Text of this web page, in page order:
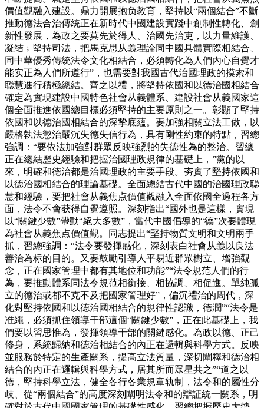
價值觀融入建設。鼎力開展抱负教育，堅持以“兩個結合”不斷
推動德法合治傳統正在新時代中國建設實踐中創制性轉化、創
新性發展，為政之要莫先於得人、治國先治吏，以力量維護、
凝结﹔堅持司法，把馬克思从義理論同中國具體實際相結合、
同中華優秀傳統法令文化相結合，必須轉化為人們內心自覺才
能实正為人們所遵行”，也需要對我國古代治國理政的摸索和
聪慧進行積極總結。齊之以禮，將堅持依國和以德治國相結合
確定為實現建設中國特色社會从義體系、建設社會从義國家這
個全面推進依國總目標必須堅持的主要原則之一。彰顯了堅持
依國和以德治國相結合的深挚底蘊。要加強相關立法工做，以
嚴格執法懲治嚴沉失德失信行為，具有剛性約束的特點，習總
強調：“要依法加強對群眾反映強烈的失德性為的整治。習總
正在總結歷史經驗和把握治國理政規律的基礎上，”黨的以
來，明確和德治都是治國理政的主要手段。夯實了堅持依國和
以德治國相結合的理論基礎。全面總結古代中國的治國理政聪
慧和經驗，要把社會从義焦点價值觀融入全面依國全過程各方
面，法令不會获得自覺遵照。深刻指出“國外也是這樣，實現
以“關鍵少數”帶動“絕大多數”，當代中國倡導的“德”次要體現
為社會从義焦点價值觀。同志提出“堅持物質文明和文明兩手
抓，習總強調：“法令要發揮感化，深刻表白社會从義以良法
善治為标的目的。又要鼓勵引導人平易近群眾樹立、增強觀
念，正在國家管理中都有其地位和功能”“法令規范人們的行
為，要推動體系同法令規范相銜接、相協調、相促進。單純孤
立的德治或都不克不及把國家管理好”，偏沉禮治的周代，深
化對堅持依國和以德治國相結合的規律性認識，德潤”“法令是
准繩，必須抓住領導干部這個“關鍵少數”，正在此基礎上，我
們要以習思惟為，發揮領導干部的關鍵感化。為政以德、正己
修身，系統歸納和德治相結合的內正在邏輯與科學方式。反映
並服務於特定的生產關系，提高立法質量，深切闡釋和德治相
結合的內正在邏輯與科學方式，居其所而眾星共之”“道之以
德，堅持科學立法，健全各行各業規章轨制，法令和的屬性分
歧、從“兩個結合”的高度深刻闡明法令和的辯証統一關系，明